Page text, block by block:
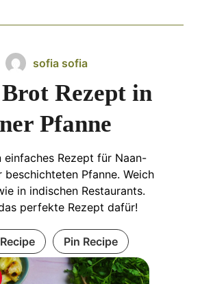
sofia sofia
Rezept in
Pfanne
einfaches Rezept für Naan-
beschichteten Pfanne. Weich
in indischen Restaurants.
perfekte Rezept dafür!
Pin Recipe